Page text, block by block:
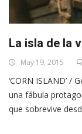
La isla de la
May 19, 2015
‘CORN ISLAND’ /
una fábula
que sobrevive